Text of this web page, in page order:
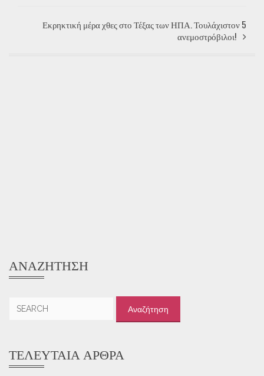
Εκρηκτική μέρα χθες στο Τέξας των ΗΠΑ. Τουλάχιστον 5
ανεμοστρόβιλοι!
ΑΝΑΖΉΤΗΣΗ
ΤΕΛΕΥΤΑΊΑ ΆΡΘΡΑ